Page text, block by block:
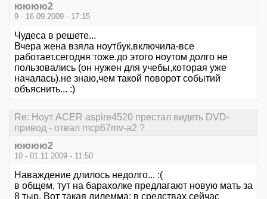
юююю2
9 - 16.09.2009 - 17:15
Чудеса в решете...
Вчера жена взяла ноутбук,включила-все
работает.сегодня тоже.до этого ноутом долго не
пользовались (он нужен для учебы,которая уже
началась).не знаю,чем такой поворот событий
объяснить... :)
Re: Ноут ACER aspire4520 престал видеть DVD-
привод - отвал mcp67mv-a2 ?
юююю2
10 - 01.11.2009 - 11:50
Наваждение длилось недолго... :(
в общем, тут на барахолке предлагают новую мать за
8 тыр. Вот такая дилемма: в средствах сейчас